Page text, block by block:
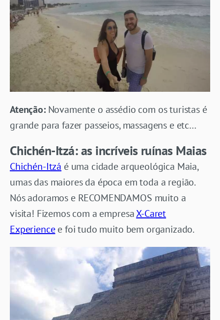
Atenção:Novamente o assédio com os turistas é
grande para fazer passeios, massagens e etc…
Chichén-Itzá: as incríveis ruínas Maias
Chichén-Itzá é uma cidade arqueológica Maia,
umas das maiores da época em toda a região.
Nós adoramos e RECOMENDAMOS muito a
visita! Fizemos com a empresaX-Caret
Experiencee foi tudo muito bem organizado.